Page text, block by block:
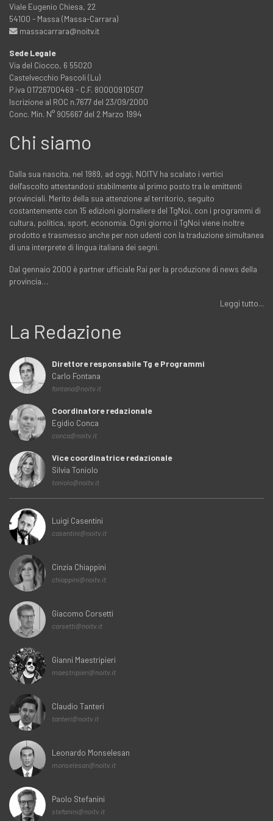
Viale Eugenio Chiesa, 22
54100 - Massa (Massa-Carrara)
massacarrara@noitv.it
Sede Legale
Via del Ciocco, 6 55020
Castelvecchio Pascoli (Lu)
P.iva 01726700469 - C.F. 80000910507
Iscrizione al ROC n.7677 del 23/09/2000
Conc. Min. N° 905667 del 2 Marzo 1994
Chi siamo
Dalla sua nascita, nel 1989, ad oggi, NOITV ha scalato i vertici
dell'ascolto attestandosi stabilmente al primo posto tra le emittenti
provinciali. Merito della sua attenzione al territorio, seguito
costantemente con 15 edizioni giornaliere del TgNoi, con i programmi di
cultura, politica, sport, economia. Ogni giorno il TgNoi viene inoltre
prodotto e trasmesso anche per non udenti con la traduzione simultanea
di una interprete di lingua italiana dei segni.
Dal gennaio 2000 è partner ufficiale Rai per la produzione di news della
provincia…
Leggi tutto...
La Redazione
Direttore responsabile Tg e Programmi
Carlo Fontana
fontana@noitv.it
Coordinatore redazionale
Egidio Conca
conca@noitv.it
Vice coordinatrice redazionale
Silvia Toniolo
toniolo@noitv.it
Luigi Casentini
casentini@noitv.it
Cinzia Chiappini
chiappini@noitv.it
Giacomo Corsetti
corsetti@noitv.it
Gianni Maestripieri
maestripieri@noitv.it
Claudio Tanteri
tanteri@noitv.it
Leonardo Monselesan
monselesan@noitv.it
Paolo Stefanini
stefanini@noitv.it